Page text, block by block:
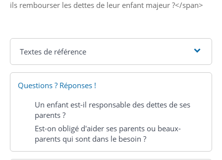
ils rembourser les dettes de leur enfant majeur ?</span>
Textes de référence
Questions ? Réponses !
Un enfant est-il responsable des dettes de ses
parents ?
Est-on obligé d'aider ses parents ou beaux-
parents qui sont dans le besoin ?